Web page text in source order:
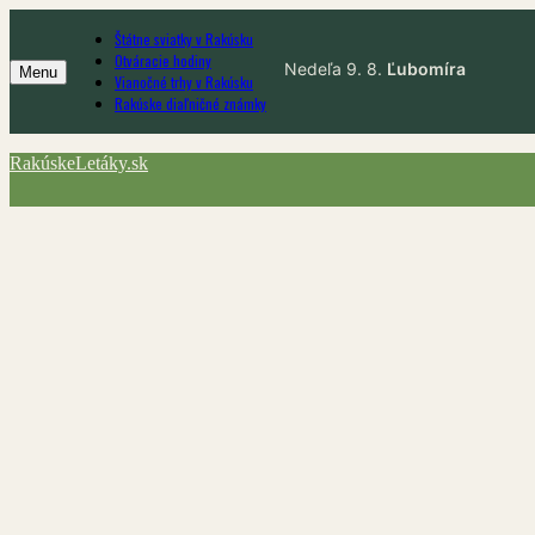
content
Menu
Štátne sviatky v Rakúsku
Otváracie hodiny
Vianočné trhy v Rakúsku
Rakúske diaľničné známky
RakúskeLetáky.sk